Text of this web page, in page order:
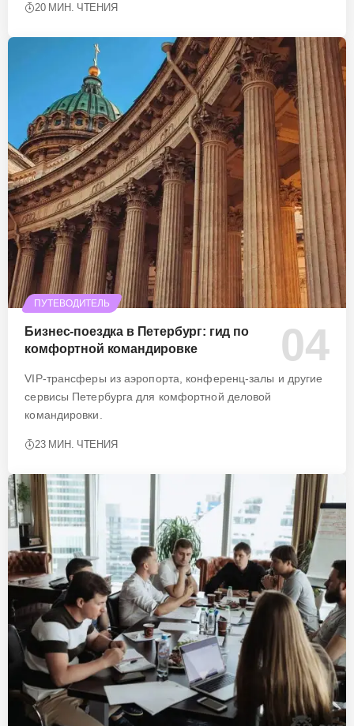
20 МИН. ЧТЕНИЯ
ПУТЕВОДИТЕЛЬ
Бизнес-поездка в Петербург: гид по
комфортной командировке
VIP-трансферы из аэропорта, конференц-залы и другие
сервисы Петербурга для комфортной деловой
командировки.
23 МИН. ЧТЕНИЯ